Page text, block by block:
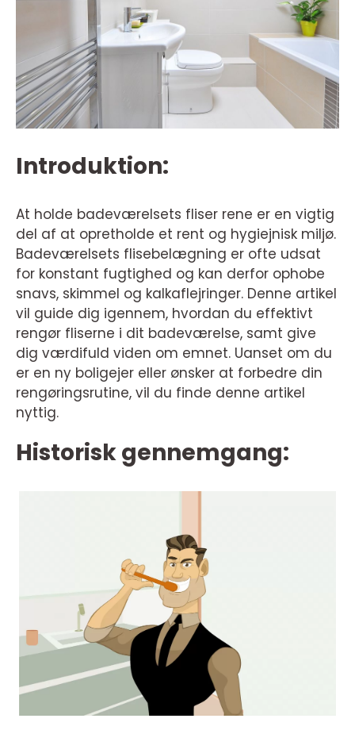
Introduktion:
At holde badeværelsets fliser rene er en vigtig
del af at opretholde et rent og hygiejnisk miljø.
Badeværelsets flisebelægning er ofte udsat
for konstant fugtighed og kan derfor ophobe
snavs, skimmel og kalkaflejringer. Denne artikel
vil guide dig igennem, hvordan du effektivt
rengør fliserne i dit badeværelse, samt give
dig værdifuld viden om emnet. Uanset om du
er en ny boligejer eller ønsker at forbedre din
rengøringsrutine, vil du finde denne artikel
nyttig.
Historisk gennemgang: